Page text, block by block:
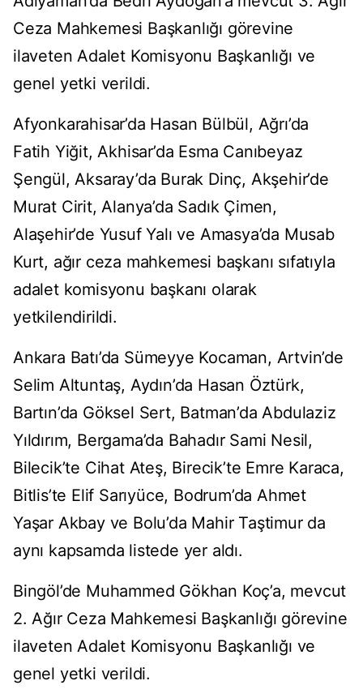
Ceza Mahkemesi Başkanlığı görevine
ilaveten Adalet Komisyonu Başkanlığı ve
genel yetki verildi.
Afyonkarahisar’da Hasan Bülbül, Ağrı’da
Fatih Yiğit, Akhisar’da Esma Canıbeyaz
Şengül, Aksaray’da Burak Dinç, Akşehir’de
Murat Cirit, Alanya’da Sadık Çimen,
Alaşehir’de Yusuf Yalı ve Amasya’da Musab
Kurt, ağır ceza mahkemesi başkanı sıfatıyla
adalet komisyonu başkanı olarak
yetkilendirildi.
Ankara Batı’da Sümeyye Kocaman, Artvin’de
Selim Altuntaş, Aydın’da Hasan Öztürk,
Bartın’da Göksel Sert, Batman’da Abdulaziz
Yıldırım, Bergama’da Bahadır Sami Nesil,
Bilecik’te Cihat Ateş, Birecik’te Emre Karaca,
Bitlis’te Elif Sarıyüce, Bodrum’da Ahmet
Yaşar Akbay ve Bolu’da Mahir Taştimur da
aynı kapsamda listede yer aldı.
Bingöl’de Muhammed Gökhan Koç’a, mevcut
2. Ağır Ceza Mahkemesi Başkanlığı görevine
ilaveten Adalet Komisyonu Başkanlığı ve
genel yetki verildi.